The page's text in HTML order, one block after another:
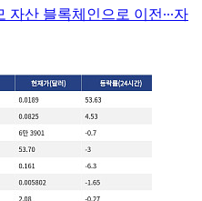
산 블록체인으로 이전∙∙∙자